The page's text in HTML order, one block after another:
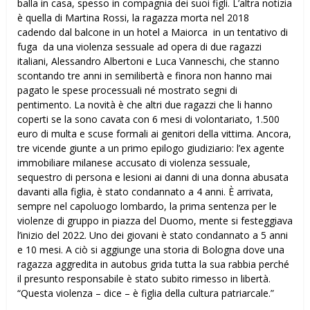
balla in casa, spesso in compagnia dei suoi figli. L’altra notizia
è quella di Martina Rossi, la ragazza morta nel 2018
cadendo dal balcone in un hotel a Maiorca in un tentativo di
fuga da una violenza sessuale ad opera di due ragazzi
italiani, Alessandro Albertoni e Luca Vanneschi, che stanno
scontando tre anni in semilibertà e finora non hanno mai
pagato le spese processuali né mostrato segni di
pentimento. La novità è che altri due ragazzi che li hanno
coperti se la sono cavata con 6 mesi di volontariato, 1.500
euro di multa e scuse formali ai genitori della vittima. Ancora,
tre vicende giunte a un primo epilogo giudiziario: l’ex agente
immobiliare milanese accusato di violenza sessuale,
sequestro di persona e lesioni ai danni di una donna abusata
davanti alla figlia, è stato condannato a 4 anni. È arrivata,
sempre nel capoluogo lombardo, la prima sentenza per le
violenze di gruppo in piazza del Duomo, mente si festeggiava
l’inizio del 2022. Uno dei giovani è stato condannato a 5 anni
e 10 mesi. A ciò si aggiunge una storia di Bologna dove una
ragazza aggredita in autobus grida tutta la sua rabbia perché
il presunto responsabile è stato subito rimesso in libertà.
“Questa violenza – dice – è figlia della cultura patriarcale.”